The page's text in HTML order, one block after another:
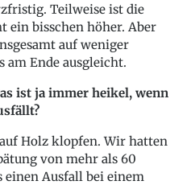
Teilweise ist die
ein bisschen höher. Aber
auf weniger
am Ende ausgleicht.
ist ja immer heikel, wenn
Holz klopfen. Wir hatten
von mehr als 60
einen Ausfall bei einem